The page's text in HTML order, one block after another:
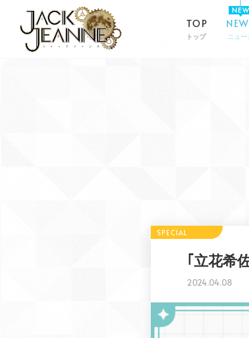
TOP
トップ ニュー
｢立花希
2024.04.08